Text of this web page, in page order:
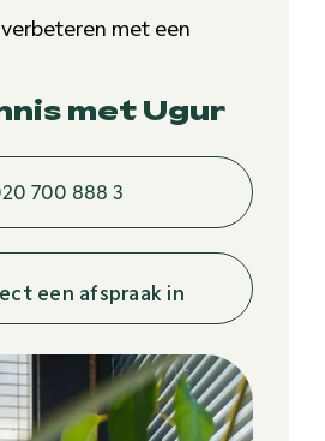
met een
met Ugur
700 888 3
een afspraak in